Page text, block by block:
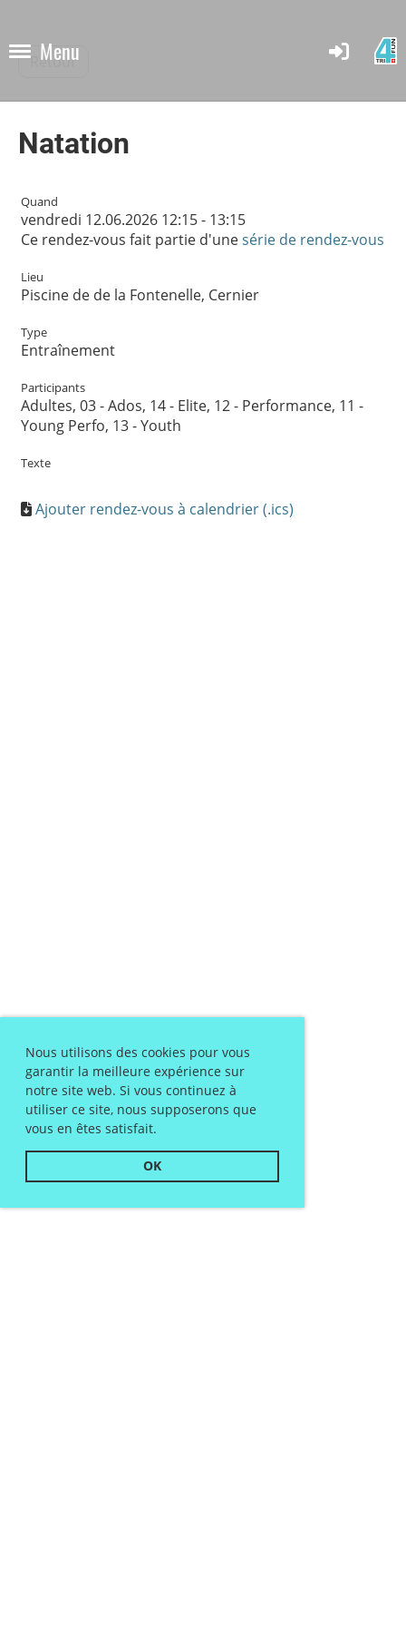
Nous utilisons des cookies pour vous
garantir la meilleure expérience sur
notre site web. Si vous continuez à
utiliser ce site, nous supposerons que
vous en êtes satisfait.
OK
Menu
Retour
Natation
Quand
vendredi 12.06.2026 12:15 - 13:15
Ce rendez-vous fait partie d'unesérie de rendez-vous
Lieu
Piscine de de la Fontenelle, Cernier
Type
Entraînement
Participants
Adultes, 03 - Ados, 14 - Elite, 12 - Performance, 11 -
Young Perfo, 13 - Youth
Texte
Ajouter rendez-vous à calendrier (.ics)